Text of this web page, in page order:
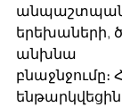
երեխաների,
անխնա
բնաջնջումը։